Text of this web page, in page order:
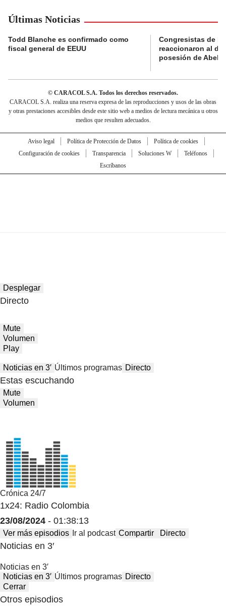
Últimas Noticias
Todd Blanche es confirmado como
fiscal general de EEUU
Congresistas de
reaccionaron al
posesión de
© CARACOL S.A. Todos los derechos reservados.
CARACOL S.A. realiza una reserva expresa de las reproducciones y usos de las obras
y otras prestaciones accesibles desde este sitio web a medios de lectura mecánica u otros
medios que resulten adecuados.
Aviso legal Política de Protección de Datos
Política de cookies
Configuración de cookies
Transparencia Soluciones W
Teléfonos
Escríbanos
Desplegar
Directo
Mute
Volumen
Play
Noticias en 3′ Últimos programas Directo
Estas escuchando
Mute
Volumen
Crónica 24/7
1x24: Radio Colombia
23/08/2024 - 01:38:13
Ver más episodios Ir al podcast Compartir Directo
Noticias en 3′
Noticias en 3′
Noticias en 3′ Últimos programas Directo
Cerrar
Otros episodios